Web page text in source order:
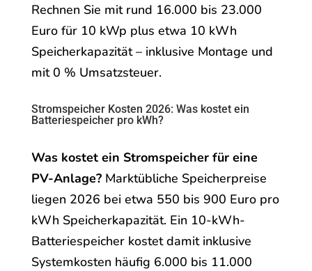
Rechnen Sie mit rund 16.000 bis 23.000
Euro für 10 kWp plus etwa 10 kWh
Speicherkapazität – inklusive Montage und
mit 0 % Umsatzsteuer.
Stromspeicher Kosten 2026: Was kostet ein
Batteriespeicher pro kWh?
Was kostet ein Stromspeicher für eine
PV-Anlage? Marktübliche Speicherpreise
liegen 2026 bei etwa 550 bis 900 Euro pro
kWh Speicherkapazität. Ein 10-kWh-
Batteriespeicher kostet damit inklusive
Systemkosten häufig 6.000 bis 11.000